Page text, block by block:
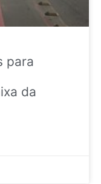
para
da